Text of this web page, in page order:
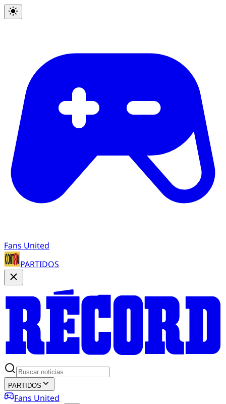
Fans United
PARTIDOS
PARTIDOS
Fans United